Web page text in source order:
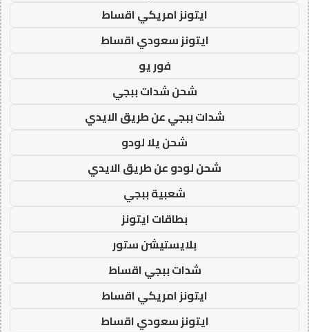
ايتونز امريكي اقساط
ايتونز سعودي اقساط
فور يو
شحن شدات ببجي
شدات ببجي عن طريق الايدي
شحن يلا لودو
شحن لودو عن طريق الايدي
شعبية ببجي
بطاقات ايتونز
بلايستيشن ستور
شدات ببجي اقساط
ايتونز امريكي اقساط
ايتونز سعودي اقساط